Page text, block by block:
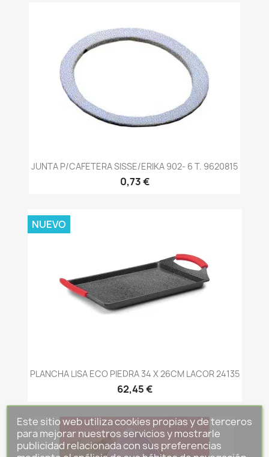
JUNTA P/CAFETERA SISSE/ERIKA 902- 6 T. 9620815
0,73 €
PLANCHA LISA ECO PIEDRA 34 X 26CM LACOR 24135
62,45 €
NUEVO
Este sitio web utiliza cookies propias y de terceros
para mejorar nuestros servicios y mostrarle
publicidad relacionada con sus preferencias